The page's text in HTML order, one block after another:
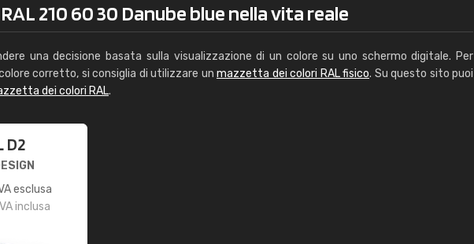
210 60 30 Danube blue nella vita reale
una decisione basata sulla visualizzazione di un colore su uno schermo digitale. Per
corretto, si consiglia di utilizzare un mazzetta dei colori RAL fisico. Su questo sito puoi
dei colori RAL.
D2
esclusa
inclusa